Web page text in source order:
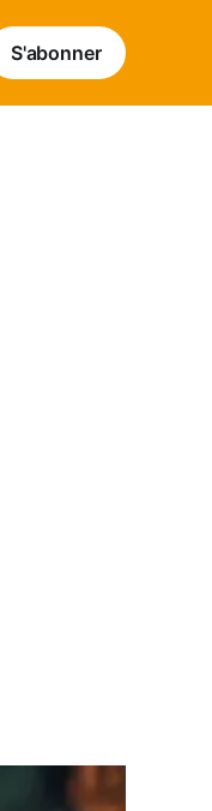
S'abonner